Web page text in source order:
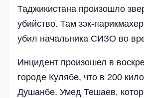
Таджикистана произошло
убийство. Там зэк-
убил начальника СИЗО во
Инцидент произошел в
городе Кулябе, что в 200
Душанбе. Умед Тешаев,